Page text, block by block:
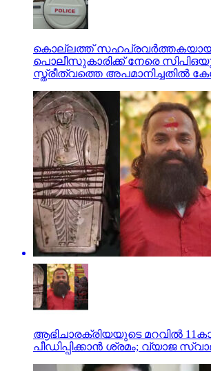
കൊല്ലത്ത്
പൊലീസുകാരിക്ക് നേരെ
സ്ത്രീത്വത്തെ അപമാനിച്ചതില്‍
ആഭിചാരക്രിയയുടെ മറവിൽ
പീഡിപ്പിക്കാൻ ശ്രമം; വ്യാജ